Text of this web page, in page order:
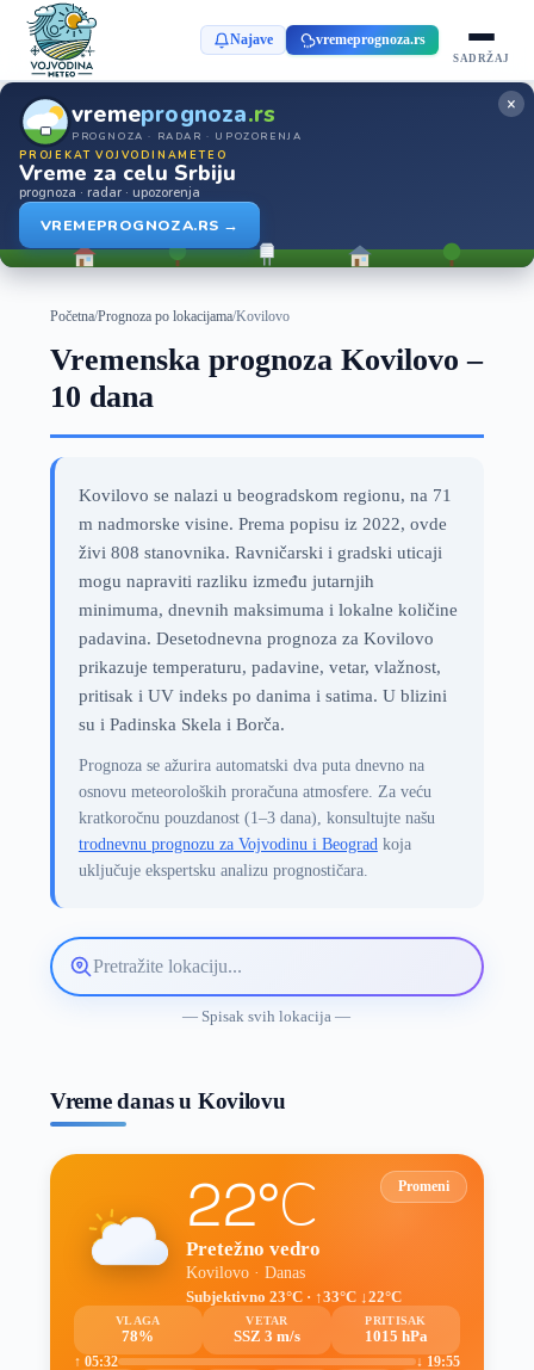
Najave vremeprognoza.rs
SADRŽAJ
vremeprognoza.rs
PROGNOZA · RADAR · UPOZORENJA
PROJEKAT VOJVODINAMETEO
Vreme za celu Srbiju
prognoza · radar · upozorenja
VREMEPROGNOZA.RS →
×
Početna/Prognoza po lokacijama/Kovilovo
Vremenska prognoza Kovilovo –
10 dana
Kovilovo se nalazi u beogradskom regionu, na 71
m nadmorske visine. Prema popisu iz 2022, ovde
živi 808 stanovnika. Ravničarski i gradski uticaji
mogu napraviti razliku između jutarnjih
minimuma, dnevnih maksimuma i lokalne količine
padavina. Desetodnevna prognoza za Kovilovo
prikazuje temperaturu, padavine, vetar, vlažnost,
pritisak i UV indeks po danima i satima. U blizini
su i Padinska Skela i Borča.
Prognoza se ažurira automatski dva puta dnevno na
osnovu meteoroloških proračuna atmosfere. Za veću
kratkoročnu pouzdanost (1–3 dana), konsultujte našu
trodnevnu prognozu za Vojvodinu i Beogradkoja
uključuje ekspertsku analizu prognostičara.
Pretražite
lokaciju
— Spisak svih lokacija —
Vreme danas u Kovilovu
Promeni
22°C
Pretežno vedro
Kovilovo · Danas
Subjektivno 23°C · ↑33°C ↓22°C
VLAGA
78%
VETAR
SSZ 3 m/s
PRITISAK
1015 hPa
↑ 05:32
↓ 19:55